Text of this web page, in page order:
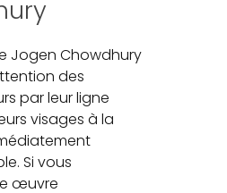
Jogen Chowdhury
des
par leur ligne
visages à la
Si vous
œuvre